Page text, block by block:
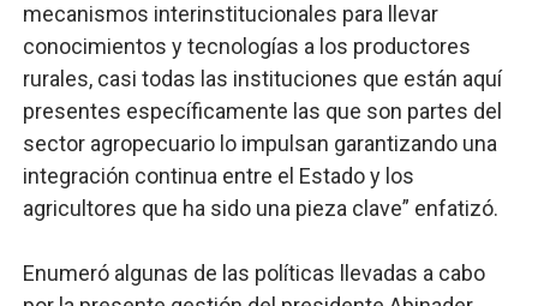
mecanismos interinstitucionales para llevar
conocimientos y tecnologías a los productores
rurales, casi todas las instituciones que están aquí
presentes específicamente las que son partes del
sector agropecuario lo impulsan garantizando una
integración continua entre el Estado y los
agricultores que ha sido una pieza clave” enfatizó.
Enumeró algunas de las políticas llevadas a cabo